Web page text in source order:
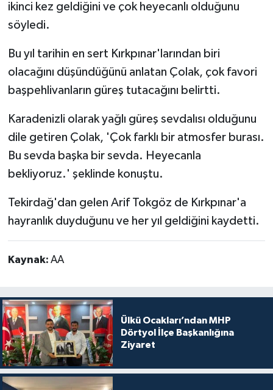
ikinci kez geldiğini ve çok heyecanlı olduğunu
söyledi.
Bu yıl tarihin en sert Kırkpınar'larından biri
olacağını düşündüğünü anlatan Çolak, çok favori
başpehlivanların güreş tutacağını belirtti.
Karadenizli olarak yağlı güreş sevdalısı olduğunu
dile getiren Çolak, 'Çok farklı bir atmosfer burası.
Bu sevda başka bir sevda. Heyecanla
bekliyoruz.' şeklinde konuştu.
Tekirdağ'dan gelen Arif Tokgöz de Kırkpınar'a
hayranlık duyduğunu ve her yıl geldiğini kaydetti.
Kaynak: AA
Ülkü Ocakları’ndan MHP
Dörtyol İlçe Başkanlığına
Ziyaret